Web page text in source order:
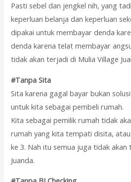
Pasti sebel dan jengkel nih, yang
keperluan belanja dan keperluan
dipakai untuk membayar denda
denda karena telat membayar
tidak akan terjadi di Mulia Village
#Tanpa Sita
Sita karena gagal bayar bukan
untuk kita sebagai pembeli rumah.
Kita sebagai pemilik rumah tidak
rumah yang kita tempati disita,
ke 3. Nah itu semua juga tidak akan
Juanda.